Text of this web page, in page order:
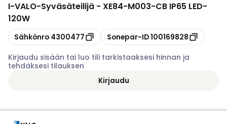
I-VALO-Syväsäteilijä - XE84-M003-CB IP65 LED-
120W
Kopioi
Sähkönro 4300477 Kopioi
Sonepar-ID100169828
Kirjaudu sisään tai luo tili tarkistaaksesi hinnan ja
tehdäksesi tilauksen
Kirjaudu